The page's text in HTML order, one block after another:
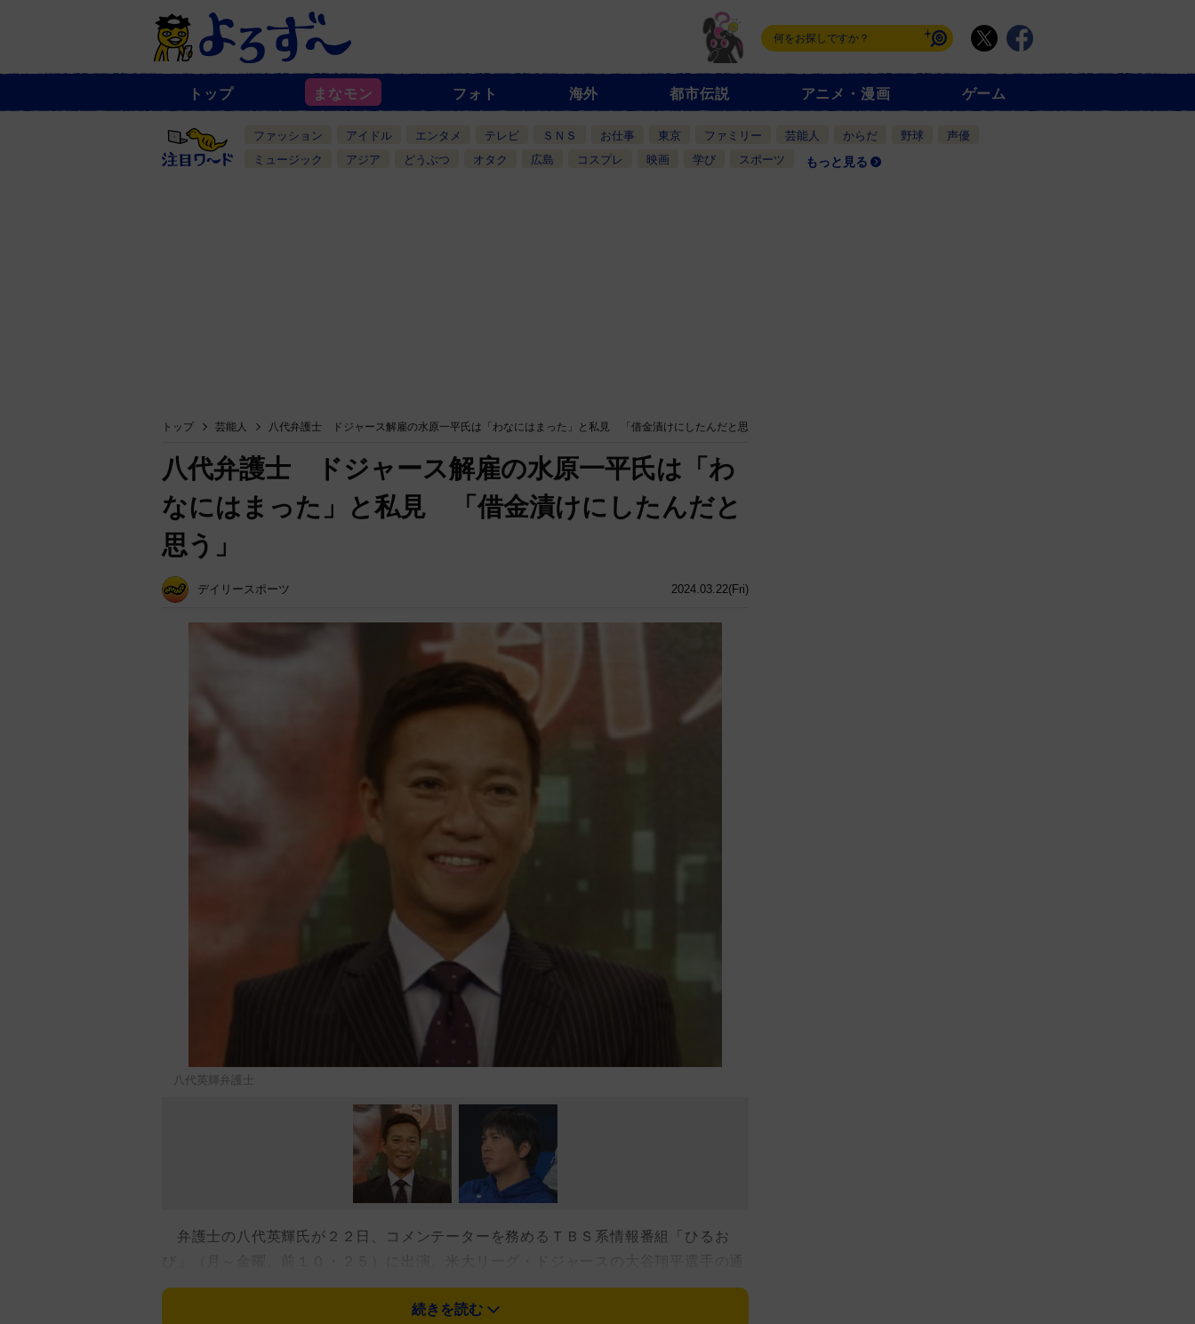
ュ
一
覧
トップ まなモン フォト 海外 都市伝説 アニメ・漫画 ゲーム
ファッション アイドル エンタメ テレビ ＳＮＳ お仕事 東京 ファミリー 芸能人 からだ 野球
声優
ミュージック
アジア どうぶつ オタク 広島 コスプレ 映画 学び スポーツ もっと見る
トップ 芸能人 八代弁護士 ドジャース解雇の水原一平氏は「わなにはまった」と私見 「借金漬けにしたんだと思
2024.03.22(Fri)
八代弁護士 ドジャース解雇の水原一平氏は「わ
なにはまった」と私見 「借金漬けにしたんだと
思う」
デイリースポーツ
八代英輝弁護士
弁護士の八代英輝氏が２２日、コメンテーターを務めるＴＢＳ系情報番組「ひるお
訳を務め、２０日に解雇された水原一平氏について言及し、「わなにはまった」と私見
続きを読む